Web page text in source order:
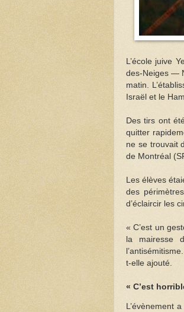
L’école juive
des-Neiges —
matin.
Israël et le
Des tirs ont
quitter
ne se trouvait
de Montréal
Les élèves
des
d’éclaircir les
« C’est un
la mairesse
t-elle ajouté.
« C’est
L’évènement